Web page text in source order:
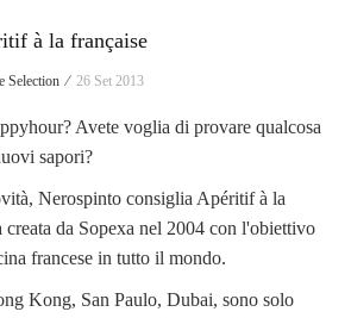
à la française
Selection ⁄ 26 Set 2013
Avete voglia di provare qualcosa
sapori?
Nerospinto consiglia Apéritif à la
da Sopexa nel 2004 con l'obiettivo
francese in tutto il mondo.
Kong, San Paulo, Dubai, sono solo